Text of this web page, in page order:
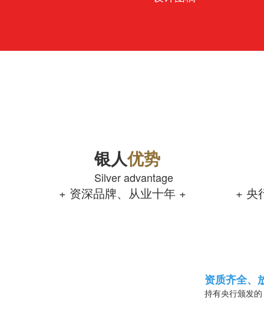
银人优势
Silver advantage
+ 资深品牌、从业十年 + + 央
资质齐全、
持有央行颁发